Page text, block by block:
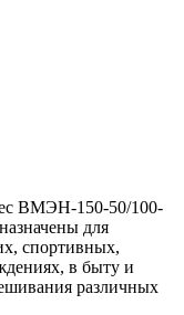
ВМЭН-150-50/100-
для
спортивных,
в быту и
различных